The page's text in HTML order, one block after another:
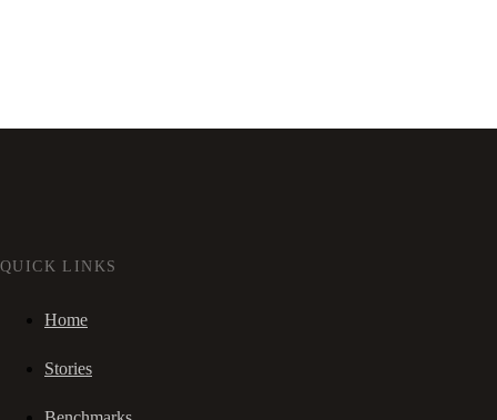
QUICK LINKS
Home
Stories